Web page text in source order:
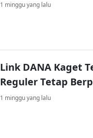
1 minggu yang lalu
Link DANA Kaget
Reguler Tetap
1 minggu yang lalu